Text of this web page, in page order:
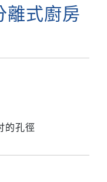
離式廚房
的孔徑